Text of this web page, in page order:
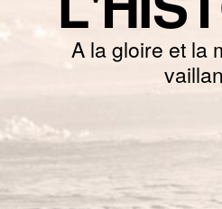
A la gloire et la